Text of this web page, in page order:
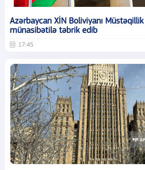
Azərbaycan XİN Boliviyanı
münasibətilə təbrik edib
17:45